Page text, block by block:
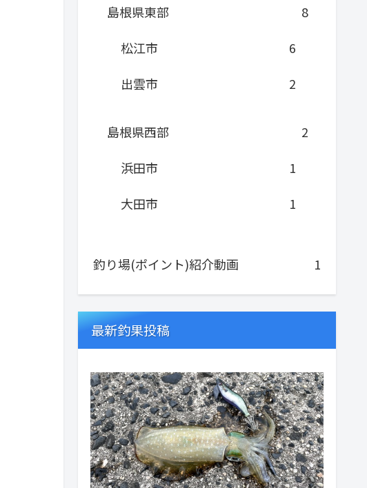
島根県東部
8
松江市
6
出雲市
2
島根県西部
2
浜田市
1
大田市
1
釣り場(ポイント)紹介動画 1
最新釣果投稿